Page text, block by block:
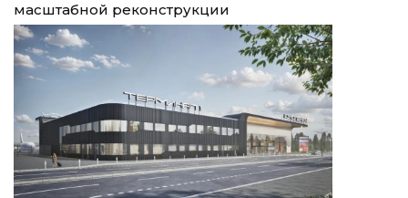
масштабной реконструкции